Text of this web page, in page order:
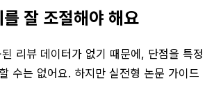
잘 조절해야 해요
리뷰 데이터가 없기 때문에, 단점을 특정
수는 없어요. 하지만 실전형 논문 가이드